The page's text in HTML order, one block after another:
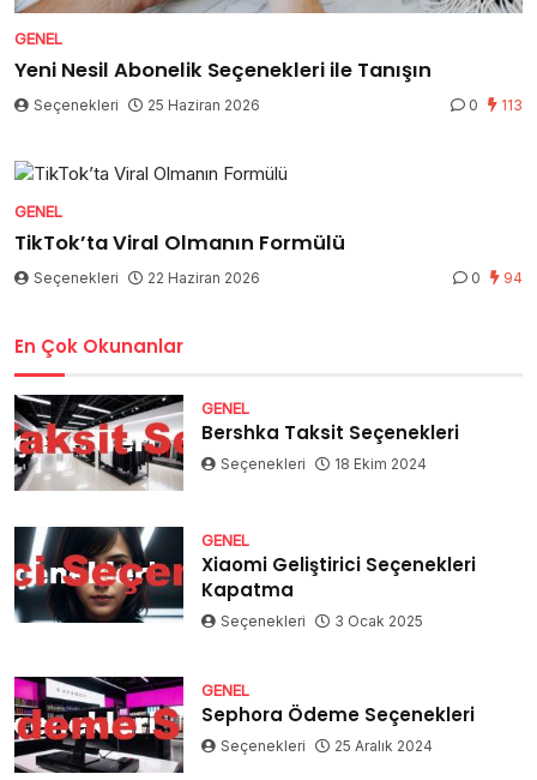
GENEL
Yeni Nesil Abonelik Seçenekleri ile Tanışın
Seçenekleri 25 Haziran 2026 0 113
GENEL
TikTok’ta Viral Olmanın Formülü
Seçenekleri 22 Haziran 2026 0 94
En Çok Okunanlar
GENEL
Bershka Taksit Seçenekleri
Seçenekleri 18 Ekim 2024
GENEL
Xiaomi Geliştirici Seçenekleri
Kapatma
Seçenekleri 3 Ocak 2025
GENEL
Sephora Ödeme Seçenekleri
Seçenekleri 25 Aralık 2024